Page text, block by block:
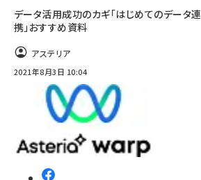
データ活用成功のカギ「はじめてのデータ連
携」おすすめ資料
アステリア
2021年8月3日 10:04